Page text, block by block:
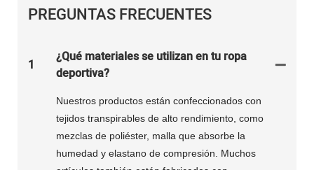
PREGUNTAS FRECUENTES
1
¿Qué materiales se utilizan en tu ropa
deportiva?
Nuestros productos están confeccionados con
tejidos transpirables de alto rendimiento, como
mezclas de poliéster, malla que absorbe la
humedad y elastano de compresión. Muchos